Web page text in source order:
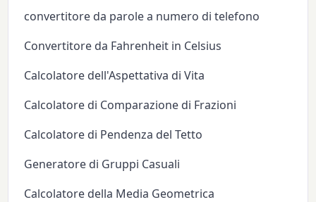
convertitore da parole a numero di telefono
Convertitore da Fahrenheit in Celsius
Calcolatore dell'Aspettativa di Vita
Calcolatore di Comparazione di Frazioni
Calcolatore di Pendenza del Tetto
Generatore di Gruppi Casuali
Calcolatore della Media Geometrica